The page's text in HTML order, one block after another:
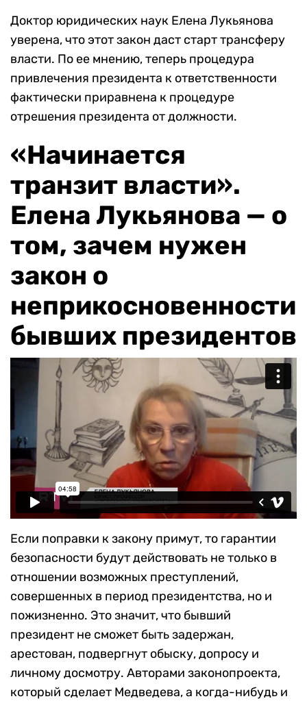
Доктор юридических наук Елена Лукьянова
уверена, что этот закон даст старт трансферу
власти. По ее мнению, теперь процедура
привлечения президента к ответственности
фактически приравнена к процедуре
отрешения президента от должности.
«Начинается
транзит власти».
Елена Лукьянова — о
том, зачем нужен
закон о
неприкосновенности
бывших президентов
Если поправки к закону примут, то гарантии
безопасности будут действовать не только в
отношении возможных преступлений,
совершенных в период президентства, но и
пожизненно. Это значит, что бывший
президент не сможет быть задержан,
арестован, подвергнут обыску, допросу и
личному досмотру. Авторами законопроекта,
который сделает Медведева, а когда-нибудь и